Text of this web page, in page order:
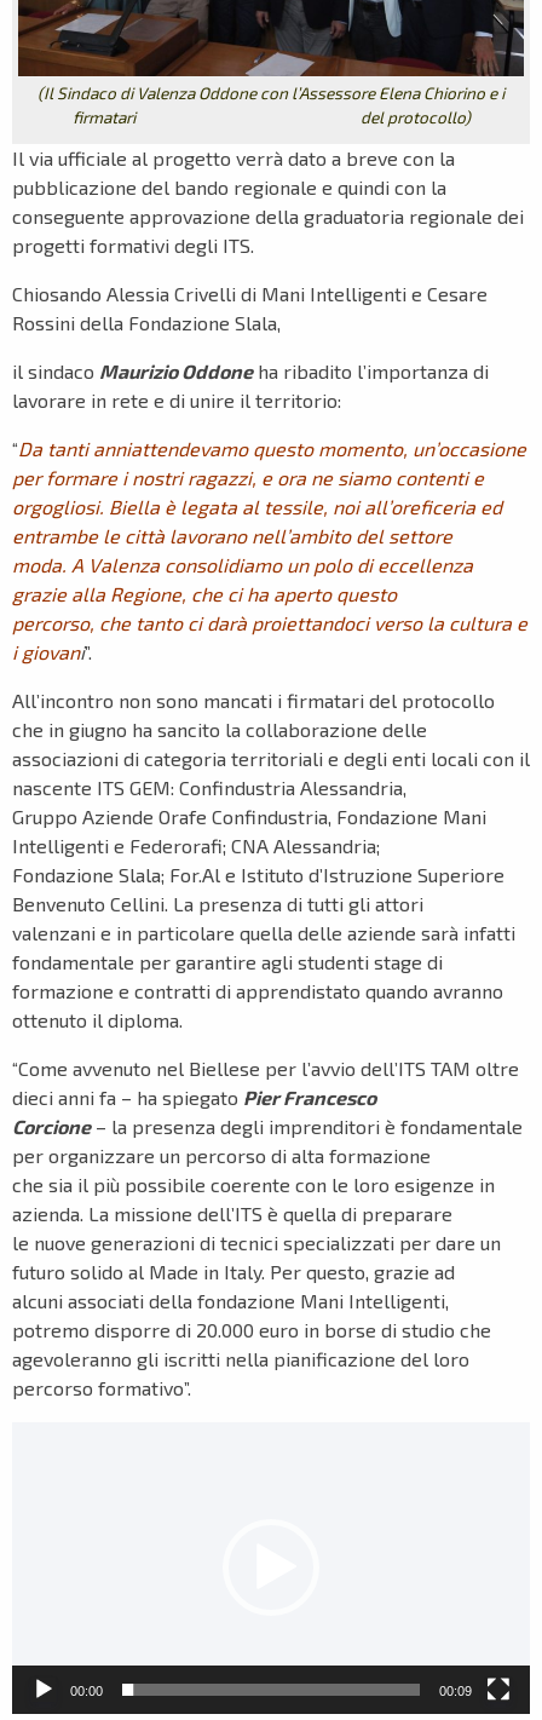
(Il Sindaco di Valenza Oddone con l’Assessore Elena Chiorino e i
firmatari del protocollo)
Il via ufficiale al progetto verrà dato a breve con la
pubblicazione del bando regionale e quindi con la
conseguente approvazione della graduatoria regionale dei
progetti formativi degli ITS.
Chiosando Alessia Crivelli di Mani Intelligenti e Cesare
Rossini della Fondazione Slala,
il sindaco Maurizio Oddoneha ribadito l’importanza di
lavorare in rete e di unire il territorio:
“Da tanti anniattendevamo questo momento, un’occasione
per formare i nostri ragazzi, e ora ne siamo contenti e
orgogliosi. Biella è legata al tessile, noi all’oreficeria ed
entrambe le città lavorano nell’ambito del settore
moda. A Valenza consolidiamo un polo di eccellenza
grazie alla Regione, che ci ha aperto questo
percorso, che tanto ci darà proiettandoci verso la cultura e
i giovani”.
All’incontro non sono mancati i firmatari del protocollo
che in giugno ha sancito la collaborazione delle
associazioni di categoria territoriali e degli enti locali con il
nascente ITS GEM: Confindustria Alessandria,
Gruppo Aziende Orafe Confindustria, Fondazione Mani
Intelligenti e Federorafi; CNA Alessandria;
Fondazione Slala; For.Al e Istituto d’Istruzione Superiore
Benvenuto Cellini. La presenza di tutti gli attori
valenzani e in particolare quella delle aziende sarà infatti
fondamentale per garantire agli studenti stage di
formazione e contratti di apprendistato quando avranno
ottenuto il diploma.
“Come avvenuto nel Biellese per l’avvio dell’ITS TAM oltre
dieci anni fa – ha spiegato Pier Francesco
Corcione– la presenza degli imprenditori è fondamentale
per organizzare un percorso di alta formazione
che sia il più possibile coerente con le loro esigenze in
azienda. La missione dell’ITS è quella di preparare
le nuove generazioni di tecnici specializzati per dare un
futuro solido al Made in Italy. Per questo, grazie ad
alcuni associati della fondazione Mani Intelligenti,
potremo disporre di 20.000 euro in borse di studio che
agevoleranno gli iscritti nella pianificazione del loro
percorso formativo”.
00:00 00:09